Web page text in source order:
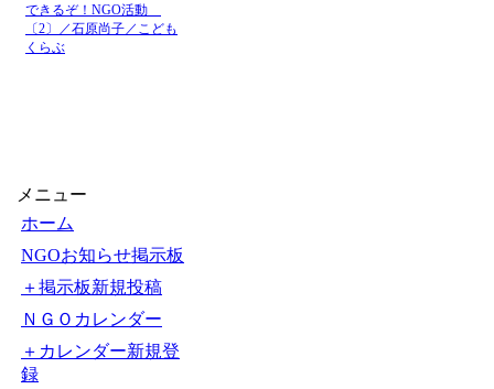
できるぞ！NGO活動
〔2〕／石原尚子／こども
くらぶ
メニュー
ホーム
NGOお知らせ掲示板
＋掲示板新規投稿
ＮＧＯカレンダー
＋カレンダー新規登
録